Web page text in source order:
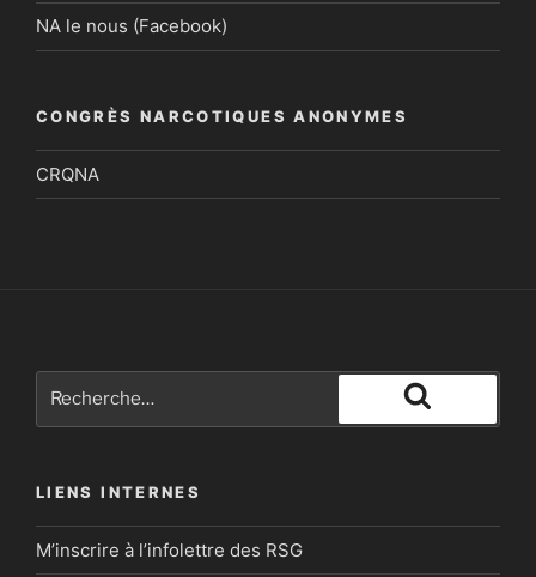
NA le nous (Facebook)
CONGRÈS NARCOTIQUES ANONYMES
CRQNA
pour
Recherche
LIENS INTERNES
M’inscrire à l’infolettre des RSG